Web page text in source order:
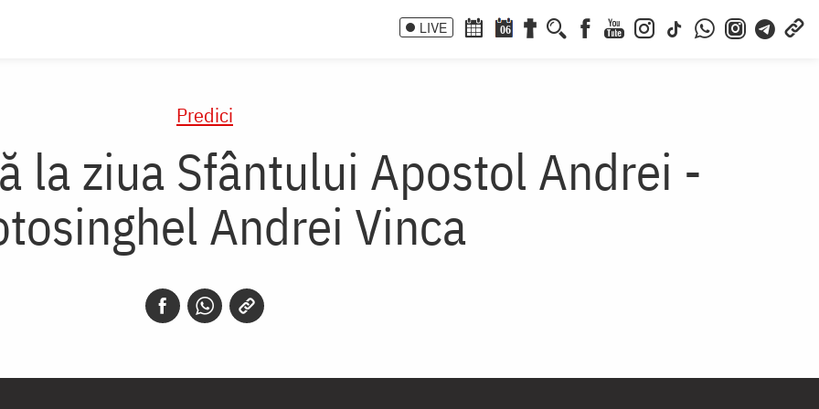
LIVE 06
Predici
la ziua Sfântului Apostol Andrei -
Andrei Vinca